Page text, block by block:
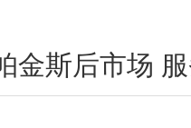
金斯后市场